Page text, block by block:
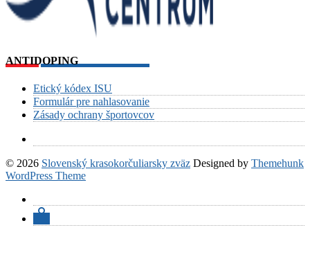
ANTIDOPING
Etický kódex ISU
Formulár pre nahlasovanie
Zásady ochrany športovcov
© 2026 Slovenský krasokorčuliarsky zväz Designed by Themehunk
WordPress Theme